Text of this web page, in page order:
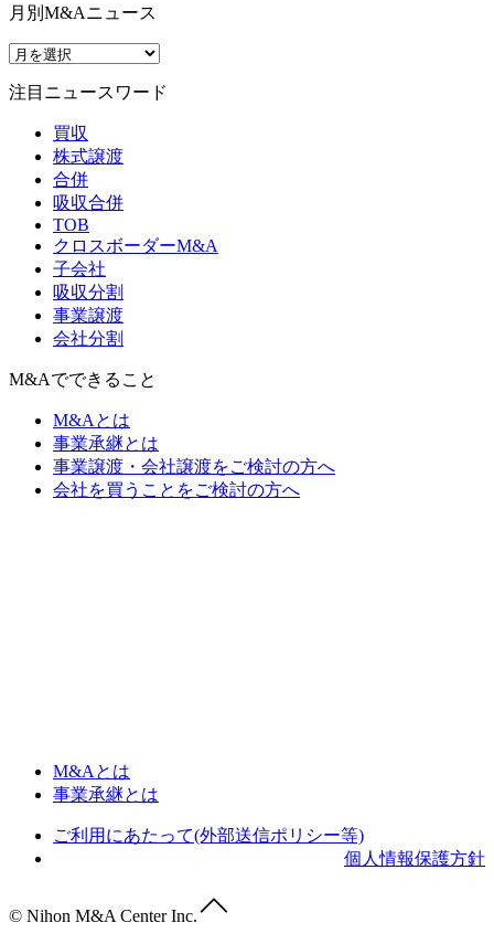
月別M&Aニュース
注目ニュースワード
買収
株式譲渡
合併
吸収合併
TOB
クロスボーダーM&A
子会社
吸収分割
事業譲渡
会社分割
M&Aでできること
M&Aとは
事業承継とは
事業譲渡・会社譲渡をご検討の方へ
会社を買うことをご検討の方へ
M&Aとは
事業承継とは
ご利用にあたって(外部送信ポリシー等)
個人情報保護方針
© Nihon M&A Center Inc.